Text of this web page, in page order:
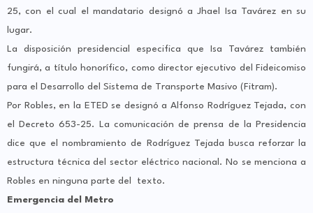
25, con el cual el mandatario designó a Jhael Isa Tavárez en su
lugar.
La disposición presidencial especifica que Isa Tavárez también
fungirá, a título honorífico, como director ejecutivo del Fideicomiso
para el Desarrollo del Sistema de Transporte Masivo (Fitram).
Por Robles, en la ETED se designó a Alfonso Rodríguez Tejada, con
el Decreto 653-25. La comunicación de prensa de la Presidencia
dice que el nombramiento de Rodríguez Tejada busca reforzar la
estructura técnica del sector eléctrico nacional. No se menciona a
Robles en ninguna parte del texto.
Emergencia del Metro